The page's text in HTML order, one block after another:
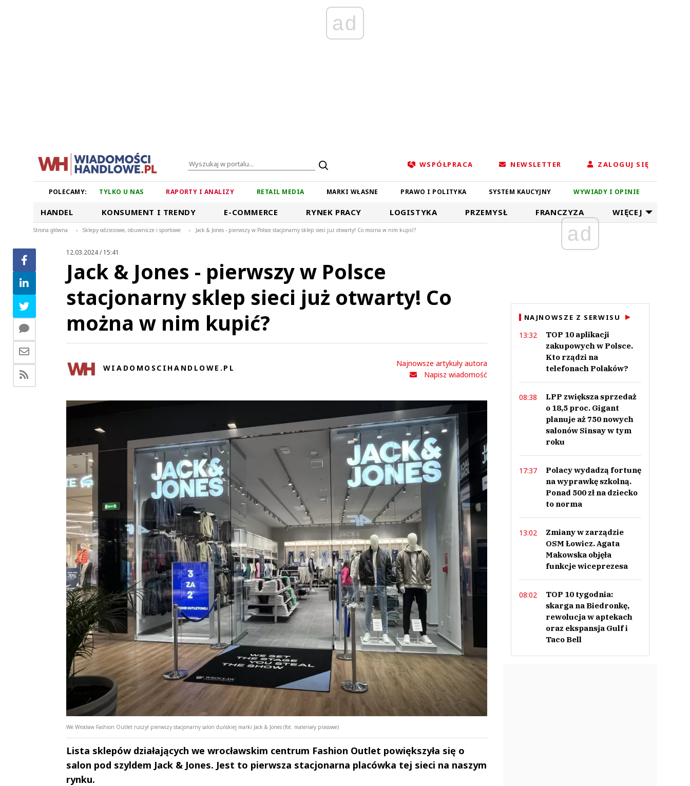
ad
WSPÓŁPRACA NEWSLETTER ZALOGUJ SIĘ
POLECAMY: TYLKO U NAS RAPORTY I ANALIZY RETAIL MEDIA MARKI WŁASNE PRAWO I POLITYKA SYSTEM KAUCYJNY WYWIADY I OPINIE
HANDEL KONSUMENT I TRENDY E-COMMERCE RYNEK PRACY LOGISTYKA PRZEMYSŁ FRANCZYZA WIĘCEJ
Strona główna > Sklepy odzieżowe, obuwnicze i sportowe > Jack & Jones - pierwszy w Polsce stacjonarny sklep sieci już otwarty! Co można w nim kupić?
12.03.2024 / 15:41
Jack & Jones - pierwszy w Polsce
stacjonarny sklep sieci już otwarty! Co
można w nim kupić?
WIADOMOSCIHANDLOWE.PL
Najnowsze artykuły autora
Napisz wiadomość
We Wrocław Fashion Outlet ruszył pierwszy stacjonarny salon duńskiej marki Jack & Jones (fot. materiały prasowe)
Lista sklepów działających we wrocławskim centrum Fashion Outlet powiększyła się o
salon pod szyldem Jack & Jones. Jest to pierwsza stacjonarna placówka tej sieci na naszym
rynku.
Andrzej i Marta
ad
NAJNOWSZE Z SERWISU
13:32
TOP 10 aplikacji
zakupowych w Polsce.
Kto rządzi na
telefonach Polaków?
08:38
LPP zwiększa sprzedaż
o 18,5 proc. Gigant
planuje aż 750 nowych
salonów Sinsay w tym
roku
17:37
Polacy wydadzą fortunę
na wyprawkę szkolną.
Ponad 500 zł na dziecko
to norma
13:02
Zmiany w zarządzie
OSM Łowicz. Agata
Makowska objęła
funkcje wiceprezesa
08:02
TOP 10 tygodnia:
skarga na Biedronkę,
rewolucja w aptekach
oraz ekspansja Gulf i
Taco Bell